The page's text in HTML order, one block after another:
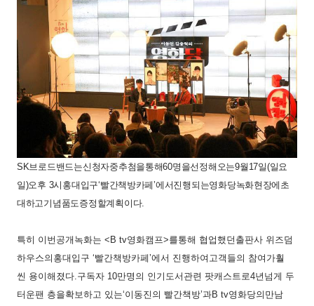
SK브로드밴드는신청자중추첨을통해60명을선정해 오는9월 17일(일요
일)오후 3시 홍대입구‘빨간책방카페’에서진행되는영화당녹화현장에 초
대하고 기념품도 증정할계획이다.
특히 이번 공개녹화는 <B tv영화캠프>를통해 협업했던 출판사 위즈덤
하우스의 홍대입구 ‘빨간책방카페’에서 진행하여 고객들의 참여가훨
씬 용이해졌다 구독자 10만명의 인기 도서관련 팟캐스트로4년 넘게 두
터운팬 층을확보하고 있는‘이동진의 빨간책방’과B tv영화당의 만남